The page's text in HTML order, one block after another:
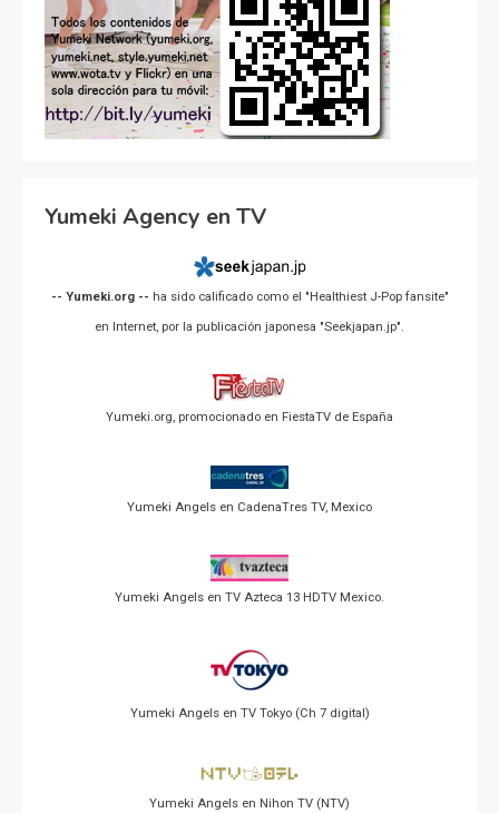
Yumeki Agency en TV
-- Yumeki.org -- ha sido calificado como el "Healthiest J-Pop fansite"
en Internet, por la publicación japonesa "Seekjapan.jp".
Yumeki.org, promocionado en FiestaTV de España
Yumeki Angels en CadenaTres TV, Mexico
Yumeki Angels en TV Azteca 13 HDTV Mexico.
Yumeki Angels en TV Tokyo (Ch 7 digital)
Yumeki Angels en Nihon TV (NTV)